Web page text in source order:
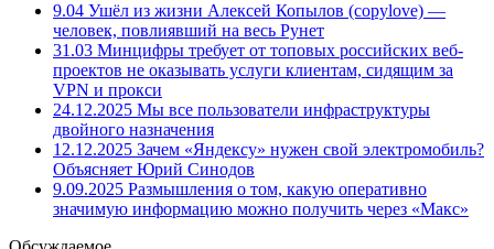
9.04 Ушёл из жизни Алексей Копылов (copylove) —
человек, повлиявший на весь Рунет
31.03 Минцифры требует от топовых российских веб-
проектов не оказывать услуги клиентам, сидящим за
VPN и прокси
24.12.2025 Мы все пользователи инфраструктуры
двойного назначения
12.12.2025 Зачем «Яндексу» нужен свой электромобиль?
Объясняет Юрий Синодов
9.09.2025 Размышления о том, какую оперативно
значимую информацию можно получить через «Макс»